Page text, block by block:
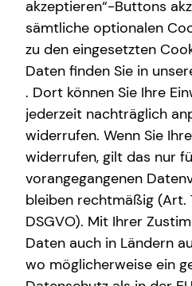
Träume
Eigenheim
In Zeiten steigender
Wohnraums wird der Kauf
attraktiver. Doch die
weit mehr als nur eine
ein emotionaler Meilenstein,
persönlichen Situation passen
Einkommen, ausreichendes
Bonität bilden die Basis für
Immobilienfinanzierung.
immer ein Ort zum Wohlfühlen
finanzielle Belastung darstellen.
akzeptieren“-Buttons
sämtliche optionalen
zu den eingesetzten
Daten finden Sie in
. Dort können Sie Ihre
jederzeit nachträglich
widerrufen. Wenn Sie
widerrufen, gilt das nur
vorangegangenen
bleiben rechtmäßig (Art.
DSGVO). Mit Ihrer
Daten auch in Ländern
wo möglicherweise ein